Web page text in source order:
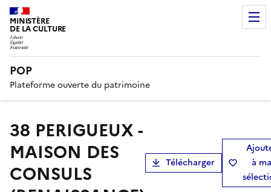
MINISTÈRE
DE LA CULTURE
POP
Plateforme ouverte du patrimoine
38 PERIGUEUX -
MAISON DES
CONSULS
Télécharger
à ma